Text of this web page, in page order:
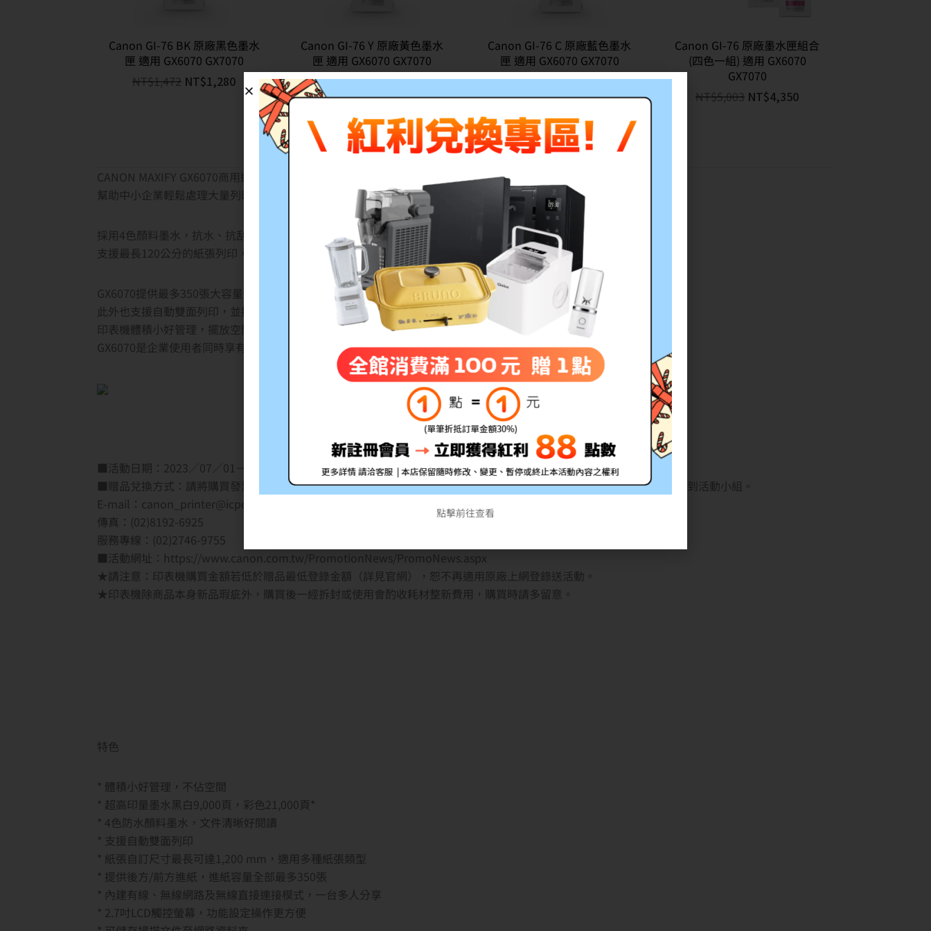
Canon GI-76 BK 原廠黑色墨水
匣 適用 GX6070 GX7070
NT$1,472 NT$1,280
Canon GI-76 Y 原廠黃色墨水
匣 適用 GX6070 GX7070
NT$1,208NT$1,050
Canon GI-76 C 原廠藍色墨水
匣 適用 GX6070 GX7070
NT$1,208NT$1,050
Canon GI-76 原廠墨水匣組合
(四色一組) 適用 GX6070
GX7070
NT$5,003 NT$4,350
描述
評價 (0)
CANON MAXIFY GX6070商用連供複合機，提供黑白文件9,000頁*，彩色文件21,000頁超大印量，
幫助中小企業輕鬆處理大量列印工作，而且列印速度進一步提升，增加工作效率。
採用4色顏料墨水，抗水、抗刮花、抗暈染，具有清晰銳利的文件列印品質；
支援最長120公分的紙張列印，滿足各式商務應用的需求。
GX6070提供最多350張大容量進紙，可減少補充紙張的次數。
此外也支援自動雙面列印，並提供有線和無線網路連接功能，辦公室可多人共享使用。
印表機體積小好管理，擺放空間更有彈性、收納更方便。
GX6070是企業使用者同時享有低成本、高品質的最佳列印解決方案。
■活動日期：2023／07／01－2023／09／30止（以購買發票日期為準!）（最後登錄截止日期：2023／10／07）
■贈品兌換方式：請將購買發票證明(需含購物明細)及產品保固書(需完整填寫資料)，以拍照或掃描成檔案，傳真或E-mail到活動小組。
E-mail：canon_printer@icpc.com.tw
傳真：(02)8192-6925
服務專線：(02)2746-9755
■活動網址：https://www.canon.com.tw/PromotionNews/PromoNews.aspx
★請注意：印表機購買金額若低於贈品最低登錄金額（詳見官網），恕不再適用原廠上網登錄送活動。
★印表機除商品本身新品瑕疵外，購買後一經拆封或使用會酌收耗材整新費用，購買時請多留意。
特色
* 體積小好管理，不佔空間
* 超高印量墨水黑白9,000頁，彩色21,000頁*
* 4色防水顏料墨水，文件清晰好閱讀
* 支援自動雙面列印
* 紙張自訂尺寸最長可達1,200 mm，適用多種紙張類型
* 提供後方/前方進紙，進紙容量全部最多350張
* 內建有線、無線網路及無線直接連接模式，一台多人分享
* 2.7吋LCD觸控螢幕，功能設定操作更方便
點擊前往查看